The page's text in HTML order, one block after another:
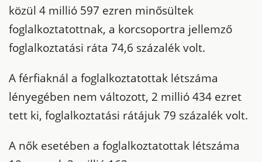
közül 4 millió 597 ezren minősültek
foglalkoztatottnak, a korcsoportra jellemző
foglalkoztatási ráta 74,6 százalék volt.
A férfiaknál a foglalkoztatottak létszáma
lényegében nem változott, 2 millió 434 ezret
tett ki, foglalkoztatási rátájuk 79 százalék volt.
A nők esetében a foglalkoztatottak létszáma